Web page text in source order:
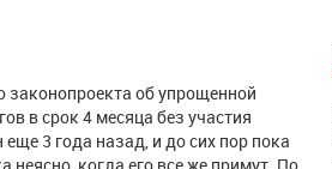
об упрощенной
в срок 4 месяца без участия
3 года назад, и до сих пор пока